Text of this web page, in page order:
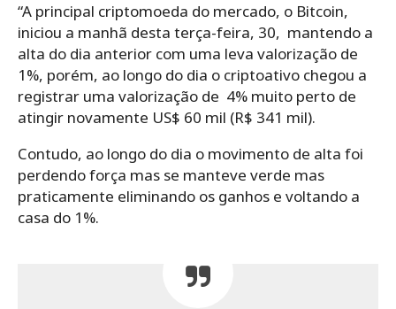
“A principal criptomoeda do mercado, o Bitcoin,
iniciou a manhã desta terça-feira, 30, mantendo a
alta do dia anterior com uma leva valorização de
1%, porém, ao longo do dia o criptoativo chegou a
registrar uma valorização de 4% muito perto de
atingir novamente US$ 60 mil (R$ 341 mil).
Contudo, ao longo do dia o movimento de alta foi
perdendo força mas se manteve verde mas
praticamente eliminando os ganhos e voltando a
casa do 1%.